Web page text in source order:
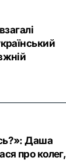
Даша
про колег,